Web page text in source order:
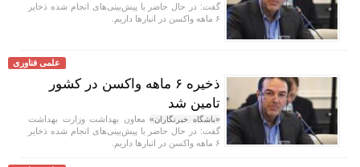
گفت: در حال حاضر با پیش‌بینی‌های انجام شده ذخایر
۶ ماهه واکسن در انبار‌ها داریم.
علمی فناوری
ذخیره ۶ ماهه واکسن در کشور
تامین شد
«باشگاه خبرنگاران»معاون بهداشت وزارت بهداشت
گفت: در حال حاضر با پیش‌بینی‌های انجام شده ذخایر
۶ ماهه واکسن در انبار‌ها داریم.